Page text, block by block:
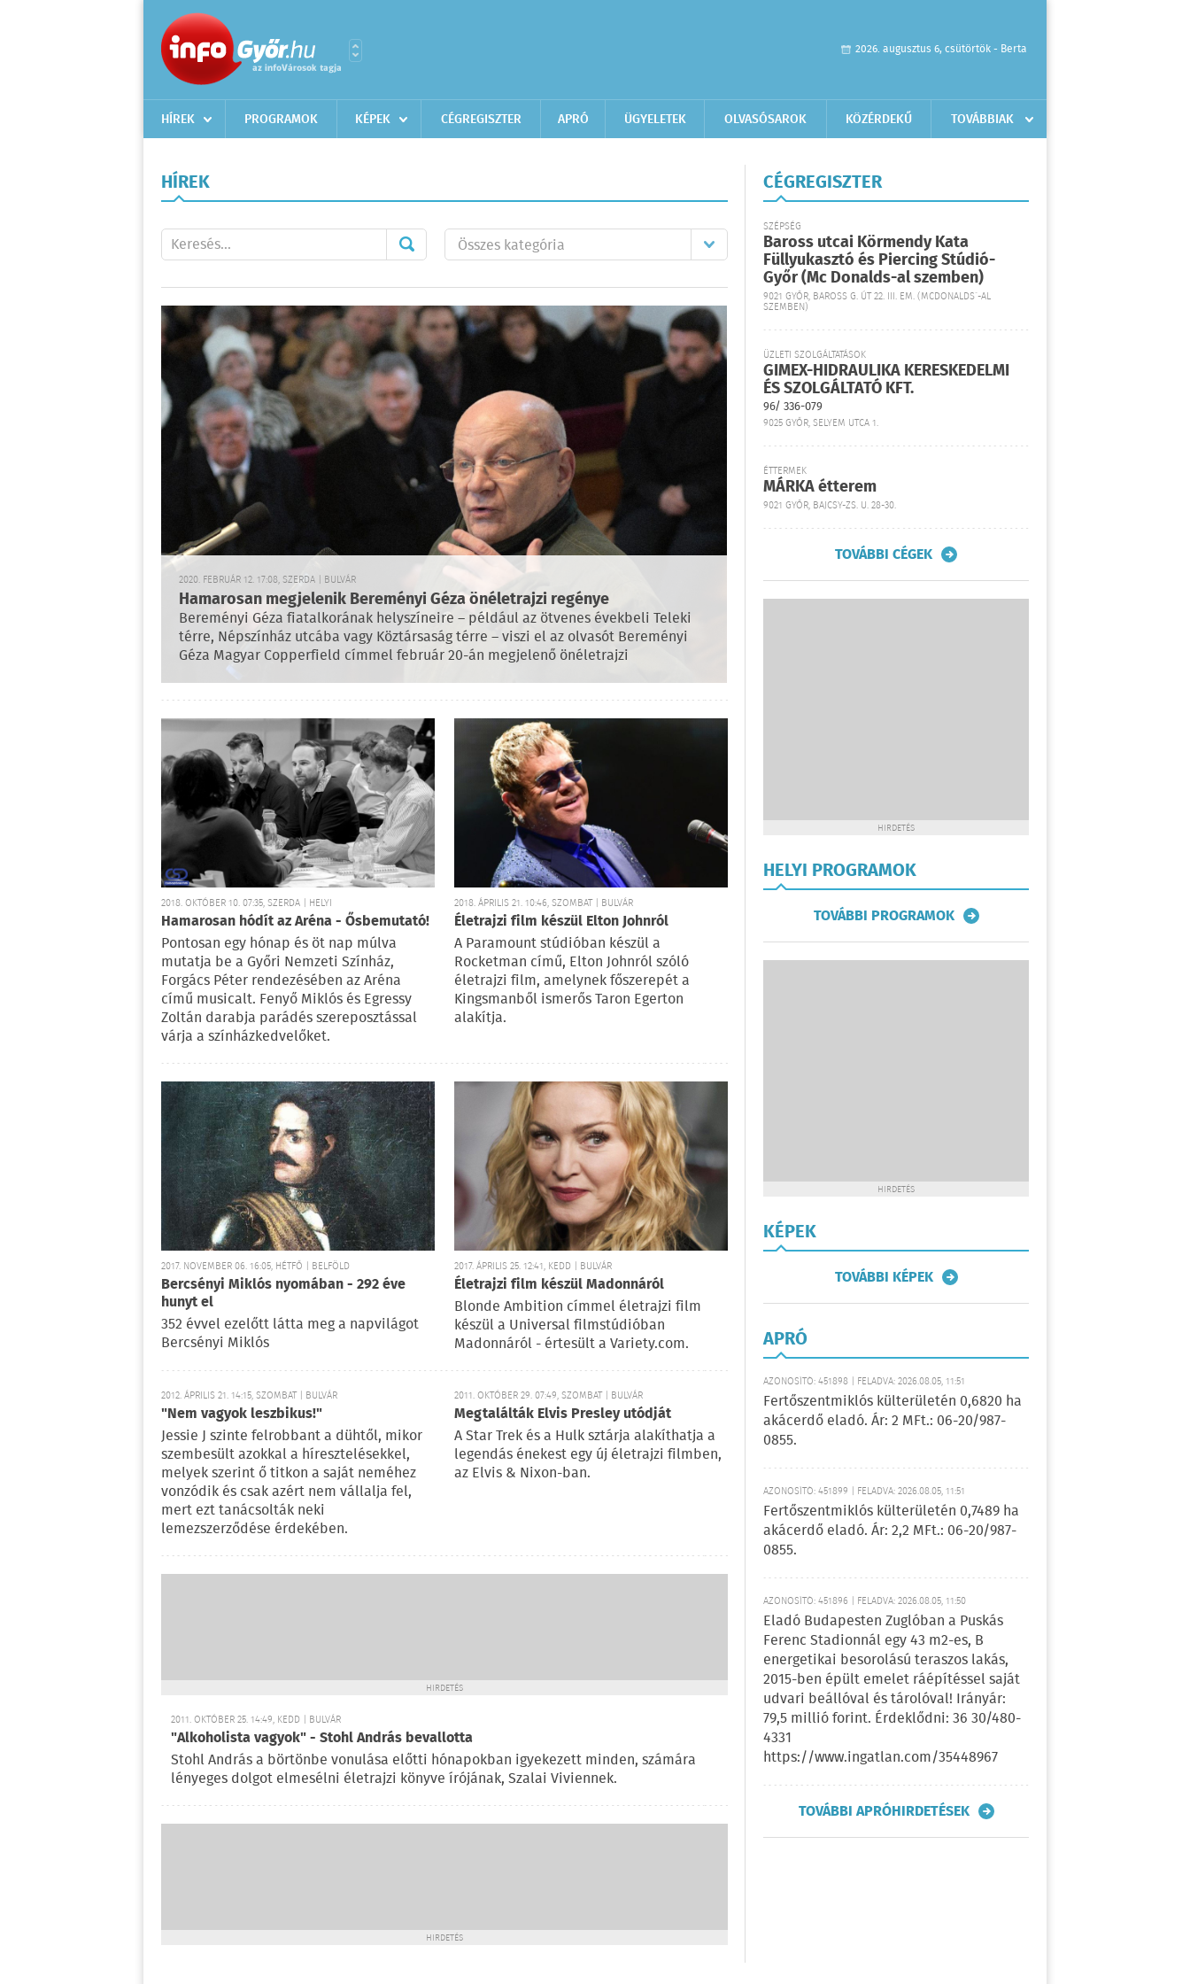
2026. augusztus 6, csütörtök - Berta
HÍREK PROGRAMOK KÉPEK CÉGREGISZTER APRÓ ÜGYELETEK OLVASÓSAROK KÖZÉRDEKŰ TOVÁBBIAK
HÍREK
2020. FEBRUÁR 12. 17:08, SZERDA | BULVÁR
Hamarosan megjelenik Bereményi Géza önéletrajzi regénye
Bereményi Géza fiatalkorának helyszíneire – például az ötvenes évekbeli Teleki
térre, Népszínház utcába vagy Köztársaság térre – viszi el az olvasót Bereményi
Géza Magyar Copperfield címmel február 20-án megjelenő önéletrajzi
2018. OKTÓBER 10. 07:35, SZERDA | HELYI
Hamarosan hódít az Aréna - Ősbemutató!
Pontosan egy hónap és öt nap múlva
mutatja be a Győri Nemzeti Színház,
Forgács Péter rendezésében az Aréna
című musicalt. Fenyő Miklós és Egressy
Zoltán darabja parádés szereposztással
várja a színházkedvelőket.
2018. ÁPRILIS 21. 10:46, SZOMBAT | BULVÁR
Életrajzi film készül Elton Johnról
A Paramount stúdióban készül a
Rocketman című, Elton Johnról szóló
életrajzi film, amelynek főszerepét a
Kingsmanből ismerős Taron Egerton
alakítja.
2017. NOVEMBER 06. 16:05, HÉTFŐ | BELFÖLD
Bercsényi Miklós nyomában - 292 éve
hunyt el
352 évvel ezelőtt látta meg a napvilágot
Bercsényi Miklós
2017. ÁPRILIS 25. 12:41, KEDD | BULVÁR
Életrajzi film készül Madonnáról
Blonde Ambition címmel életrajzi film
készül a Universal filmstúdióban
Madonnáról - értesült a Variety.com.
2012. ÁPRILIS 21. 14:15, SZOMBAT | BULVÁR
"Nem vagyok leszbikus!"
Jessie J szinte felrobbant a dühtől, mikor
szembesült azokkal a híresztelésekkel,
melyek szerint ő titkon a saját neméhez
vonzódik és csak azért nem vállalja fel,
mert ezt tanácsolták neki
lemezszerződése érdekében.
2011. OKTÓBER 29. 07:49, SZOMBAT | BULVÁR
Megtalálták Elvis Presley utódját
A Star Trek és a Hulk sztárja alakíthatja a
legendás énekest egy új életrajzi filmben,
az Elvis & Nixon-ban.
HIRDETÉS
2011. OKTÓBER 25. 14:49, KEDD | BULVÁR
"Alkoholista vagyok" - Stohl András bevallotta
Stohl András a börtönbe vonulása előtti hónapokban igyekezett minden, számára
lényeges dolgot elmesélni életrajzi könyve írójának, Szalai Viviennek.
HIRDETÉS
CÉGREGISZTER
SZÉPSÉG
Baross utcai Körmendy Kata
Füllyukasztó és Piercing Stúdió-
Győr (Mc Donalds-al szemben)
9021 GYŐR, BAROSS G. ÚT 22. III. EM. (MCDONALDS´-AL
SZEMBEN)
ÜZLETI SZOLGÁLTATÁSOK
GIMEX-HIDRAULIKA KERESKEDELMI
ÉS SZOLGÁLTATÓ KFT.
96/ 336-079
9025 GYŐR, SELYEM UTCA 1.
ÉTTERMEK
MÁRKA étterem
9021 GYŐR, BAJCSY-ZS. U. 28-30.
TOVÁBBI CÉGEK
HIRDETÉS
HELYI PROGRAMOK
TOVÁBBI PROGRAMOK
HIRDETÉS
KÉPEK
TOVÁBBI KÉPEK
APRÓ
AZONOSÍTÓ: 451898 | FELADVA: 2026.08.05, 11:51
Fertőszentmiklós külterületén 0,6820 ha
akácerdő eladó. Ár: 2 MFt.: 06-20/987-
0855.
AZONOSÍTÓ: 451899 | FELADVA: 2026.08.05, 11:51
Fertőszentmiklós külterületén 0,7489 ha
akácerdő eladó. Ár: 2,2 MFt.: 06-20/987-
0855.
AZONOSÍTÓ: 451896 | FELADVA: 2026.08.05, 11:50
Eladó Budapesten Zuglóban a Puskás
Ferenc Stadionnál egy 43 m2-es, B
energetikai besorolású teraszos lakás,
2015-ben épült emelet ráépítéssel saját
udvari beállóval és tárolóval! Irányár:
79,5 millió forint. Érdeklődni: 36 30/480-
4331
https://www.ingatlan.com/35448967
TOVÁBBI APRÓHIRDETÉSEK